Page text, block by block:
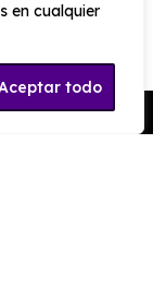
en cualquier
todo